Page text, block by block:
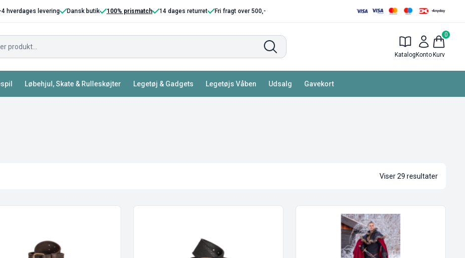
4 hverdages levering Dansk butik 100% prismatch 14 dages returret Fri fragt over 500,-
Katalog Konto
0
Kurv
Løbehjul, Skate & Rulleskøjter Legetøj & Gadgets Legetøjs Våben Udsalg Gavekort
Viser 29 resultater